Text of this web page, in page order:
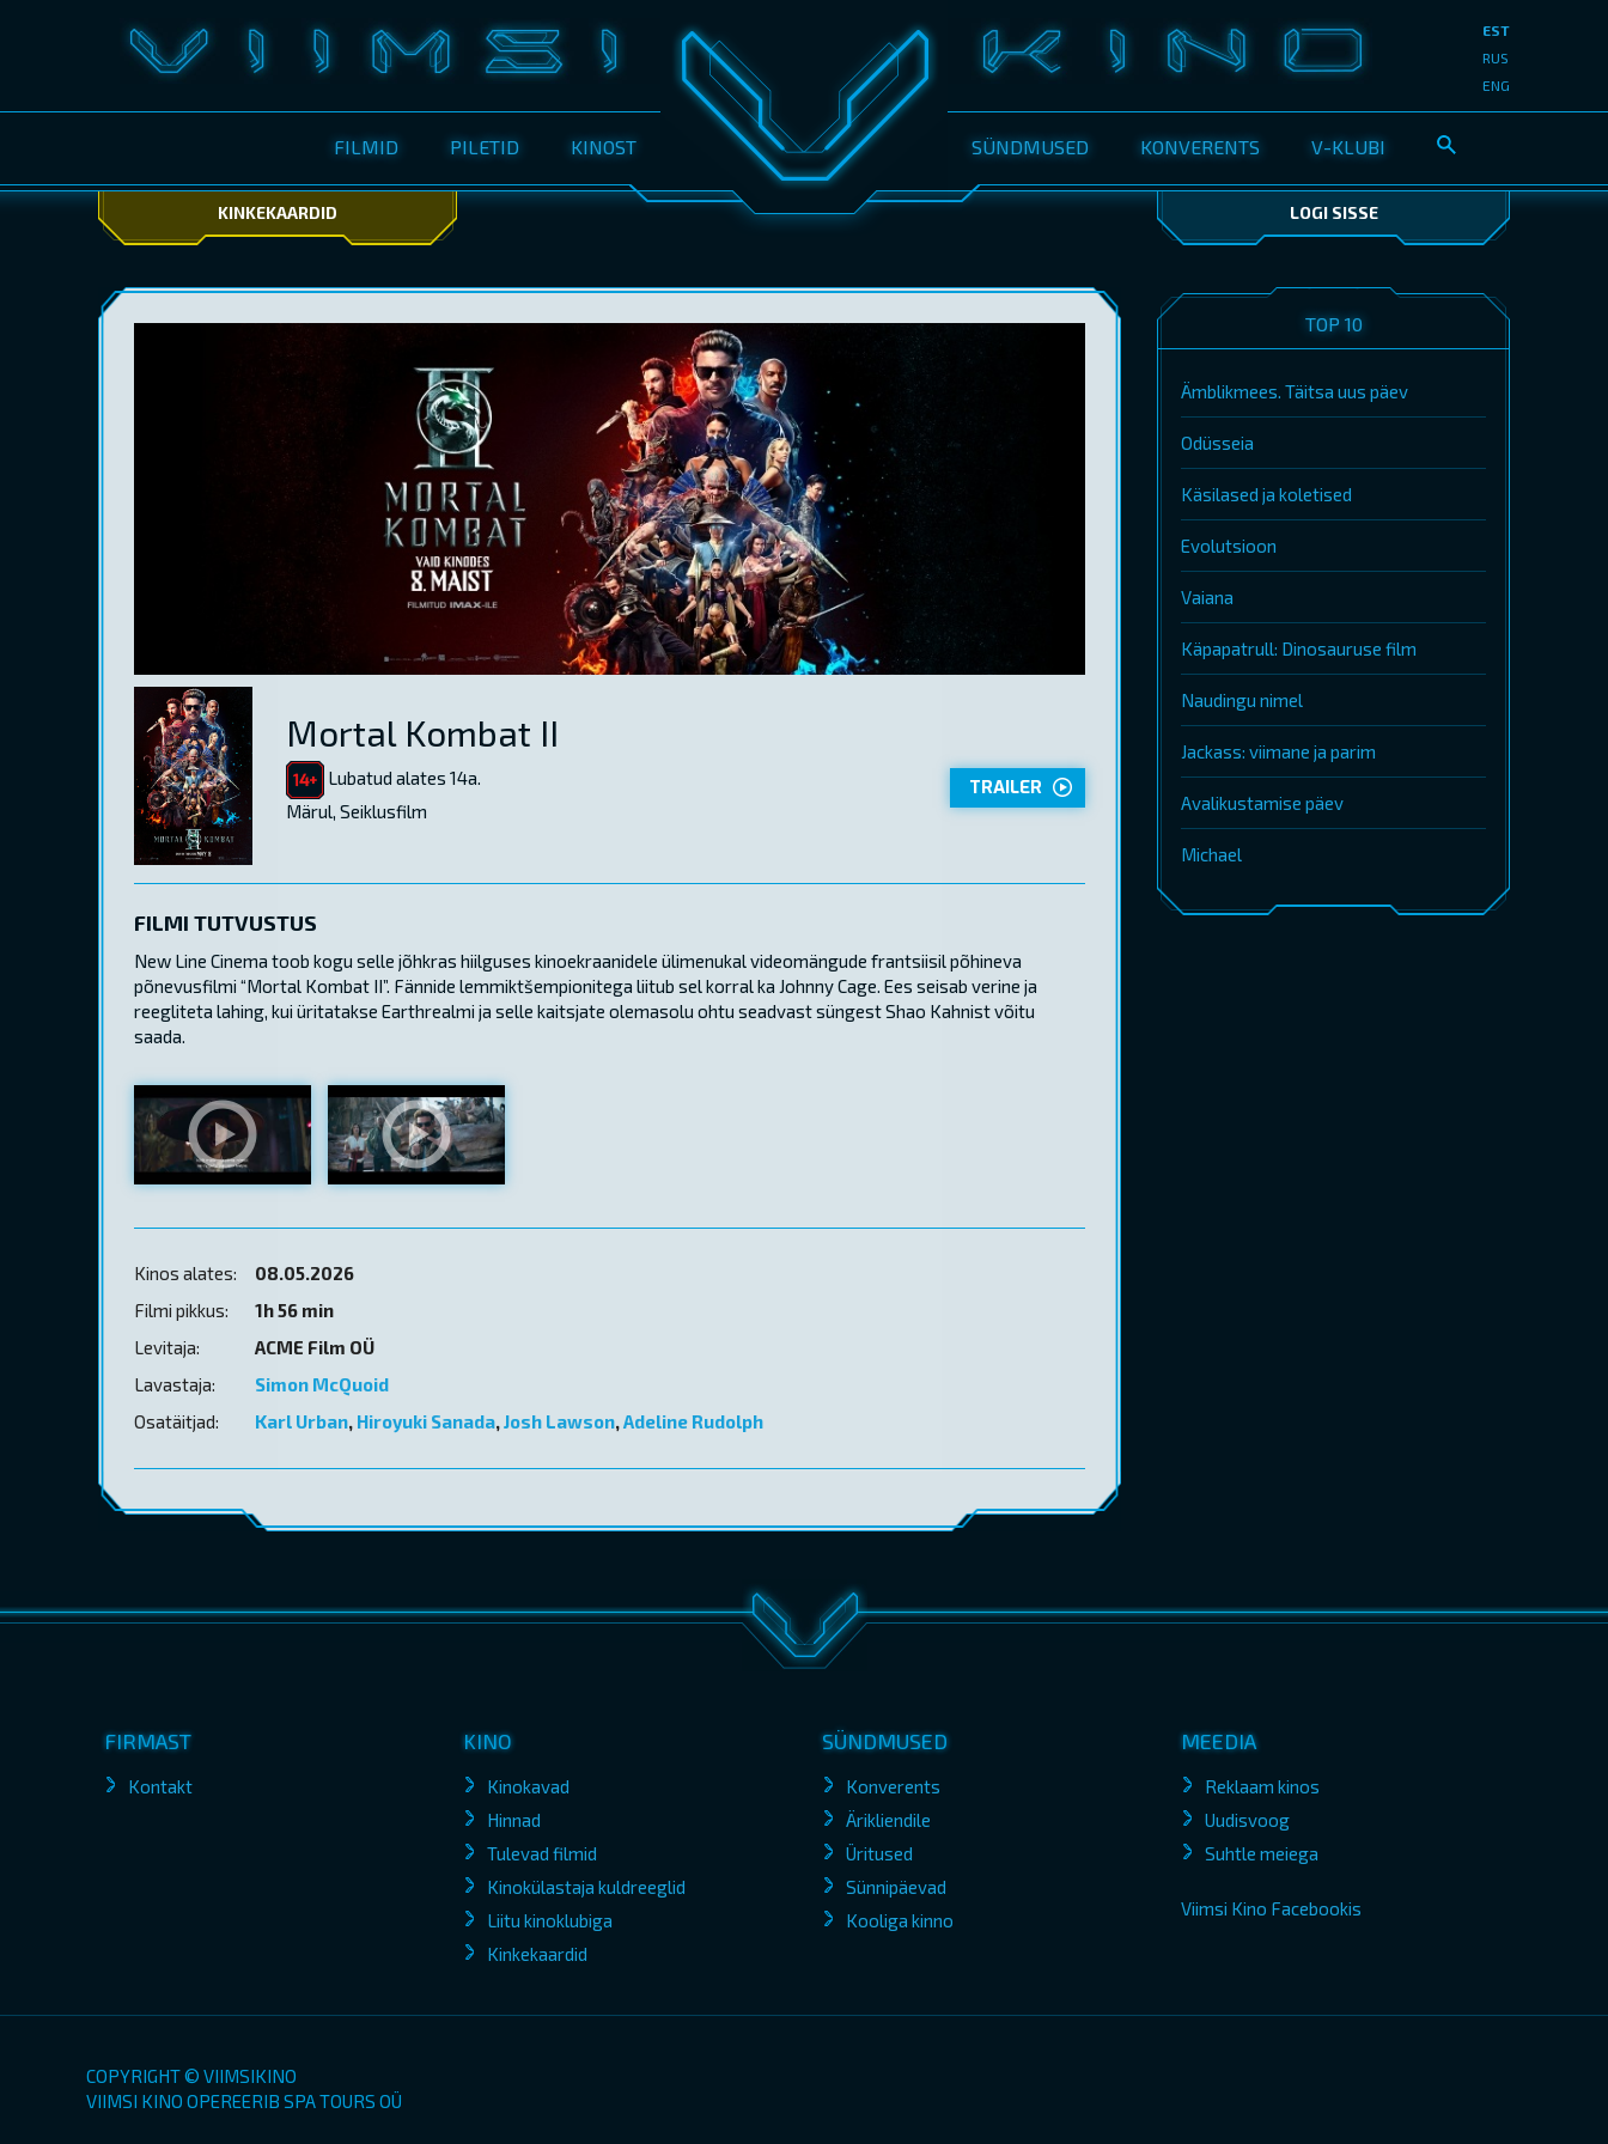
FILMID PILETID KINOST SÜNDMUSED KONVERENTS V-KLUBI
EST
RUS
ENG
KINKEKAARDID LOGI SISSE
Mortal Kombat II
Lubatud alates 14a.
Märul, Seiklusfilm
TRAILER
FILMI TUTVUSTUS
New Line Cinema toob kogu selle jõhkras hiilguses kinoekraanidele ülimenukal videomängude frantsiisil põhineva
põnevusfilmi “Mortal Kombat II”. Fännide lemmiktšempionitega liitub sel korral ka Johnny Cage. Ees seisab verine ja
reegliteta lahing, kui üritatakse Earthrealmi ja selle kaitsjate olemasolu ohtu seadvast süngest Shao Kahnist võitu
saada.
Kinos alates:
08.05.2026
Filmi pikkus:
1h 56 min
Levitaja:
ACME Film OÜ
Lavastaja:
Simon McQuoid
Osatäitjad:
Karl Urban, Hiroyuki Sanada,Josh Lawson,Adeline Rudolph
TOP 10
Ämblikmees. Täitsa uus päev
Odüsseia
Käsilased ja koletised
Evolutsioon
Vaiana
Käpapatrull: Dinosauruse film
Naudingu nimel
Jackass: viimane ja parim
Avalikustamise päev
Michael
FIRMAST
Kontakt
KINO
Kinokavad
Hinnad
Tulevad filmid
Kinokülastaja kuldreeglid
Liitu kinoklubiga
Kinkekaardid
SÜNDMUSED
Konverents
Ärikliendile
Üritused
Sünnipäevad
Kooliga kinno
MEEDIA
Reklaam kinos
Uudisvoog
Suhtle meiega
Viimsi Kino Facebookis
COPYRIGHT © VIIMSIKINO
VIIMSI KINO OPEREERIB SPA TOURS OÜ